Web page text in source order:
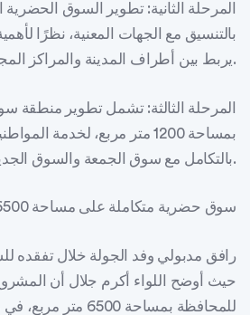
المرحلة الثانية: تطوير السوق
بالتنسيق مع الجهات المعنية، نظرًا
يربط بين أطراف المدينة والمراكز المجاورة.
المرحلة الثالثة: تشمل تطوير
بمساحة 1200 متر مربع، لخدمة
بالتكامل مع سوق الجمعة والسوق الجديدة.
سوق حضرية متكاملة على مساحة 6500 متر مربع
رافق مدبولي وفد الجولة خلال تفقده
حيث أوضح اللواء أكرم جلال أن
للمحافظة بمساحة